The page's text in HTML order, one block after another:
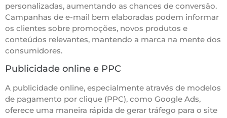
personalizadas, aumentando as chances de conversão.
Campanhas de e-mail bem elaboradas podem informar
os clientes sobre promoções, novos produtos e
conteúdos relevantes, mantendo a marca na mente dos
consumidores.
Publicidade online e PPC
A publicidade online, especialmente através de modelos
de pagamento por clique (PPC), como Google Ads,
oferece uma maneira rápida de gerar tráfego para o site